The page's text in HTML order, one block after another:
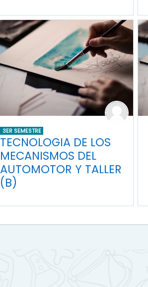
3ER SEMESTRE
TECNOLOGIA DE LOS
MECANISMOS DEL
AUTOMOTOR Y TALLER
(B)